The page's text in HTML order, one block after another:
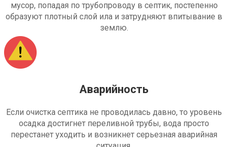
мусор, попадая по трубопроводу в септик, постепенно
образуют плотный слой ила и затрудняют впитывание в
землю.
Аварийность
Если очистка септика не проводилась давно, то уровень
осадка достигнет переливной трубы, вода просто
перестанет уходить и возникнет серьезная аварийная